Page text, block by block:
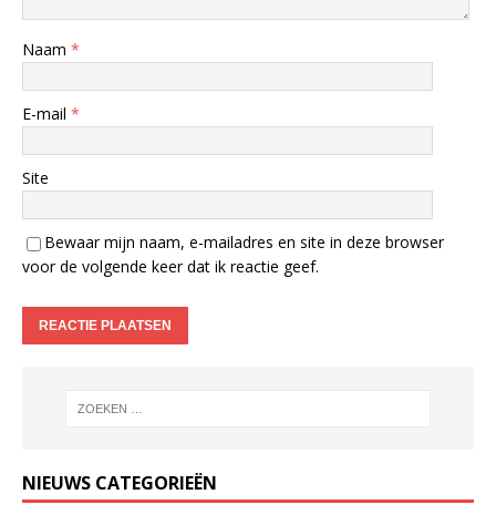
Naam *
E-mail *
Site
Bewaar mijn naam, e-mailadres en site in deze browser
voor de volgende keer dat ik reactie geef.
NIEUWS CATEGORIEËN